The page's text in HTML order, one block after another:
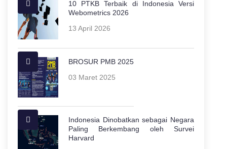
10 PTKB Terbaik di Indonesia Versi
Webometrics 2026
13 April 2026
BROSUR PMB 2025
03 Maret 2025
Indonesia Dinobatkan sebagai Negara
Paling Berkembang oleh Survei
Harvard